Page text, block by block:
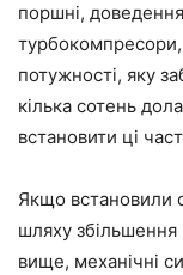
поршні,
потужності, яку
кілька сотень
встановити ці
Якщо встановили
шляху збільшення
вище, механічні